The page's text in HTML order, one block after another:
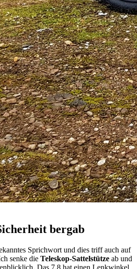
bergab
Sprichwort und dies triff auch auf
senke die Teleskop-Sattelstütze ab und